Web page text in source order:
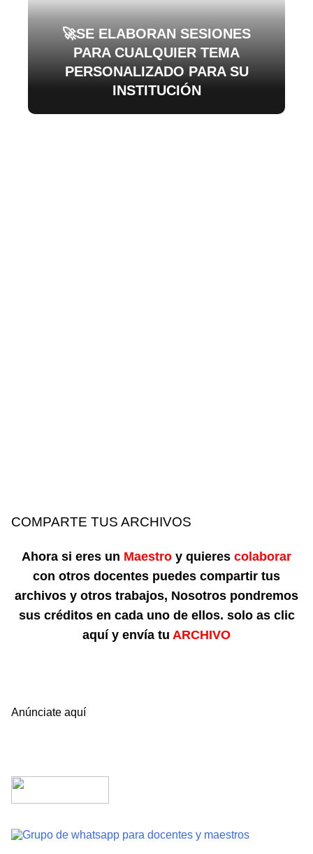
🚀SE ELABORAN SESIONES
PARA CUALQUIER TEMA
PERSONALIZADO PARA SU
INSTITUCIÓN
COMPARTE TUS ARCHIVOS
Ahora si eres un Maestro y quieres colaborar
con otros docentes puedes compartir tus
archivos y otros trabajos, Nosotros pondremos
sus créditos en cada uno de ellos. solo as clic
aquí y envía tu ARCHIVO
Anúnciate aquí